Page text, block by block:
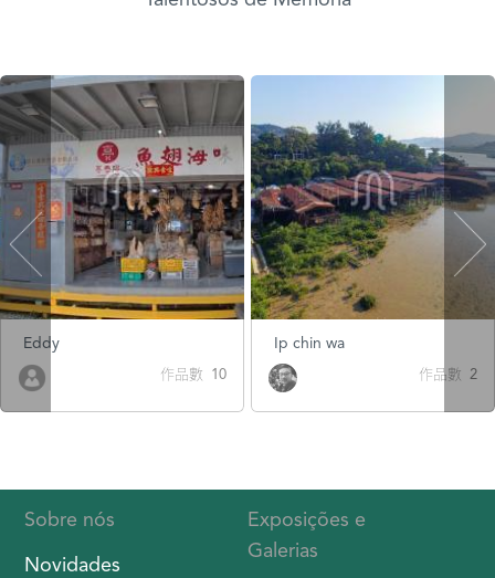
Ip chin wa
作品數 2
米米
作品數 2
Sobre nós
Novidades
Exposições e
Galerias